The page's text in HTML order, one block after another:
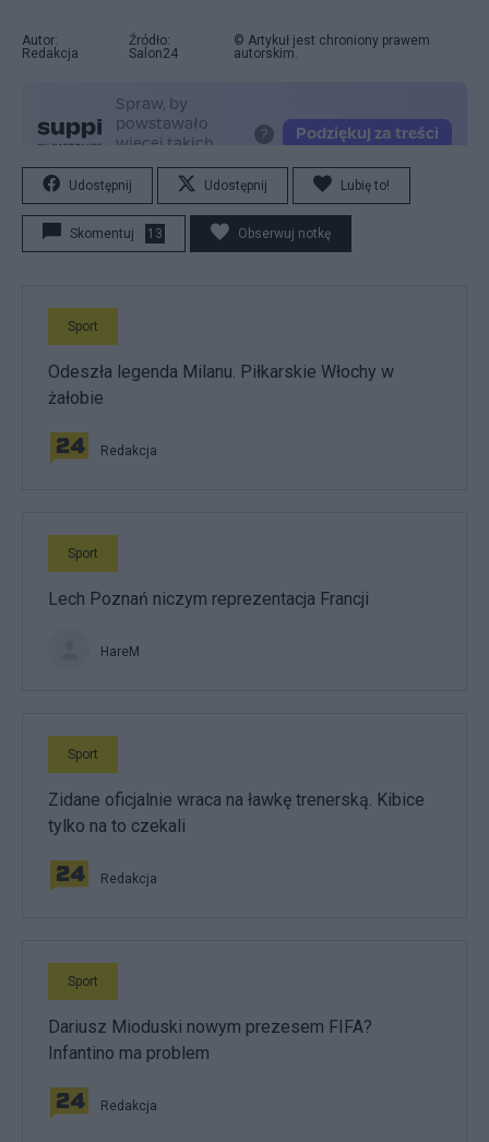
Autor:
Redakcja
Źródło:
Salon24
© Artykuł jest chroniony prawem
autorskim.
Udostępnij Udostępnij Lubię to!
Skomentuj 13 Obserwuj notkę
Sport
Odeszła legenda Milanu. Piłkarskie Włochy w
żałobie
Redakcja
Sport
Lech Poznań niczym reprezentacja Francji
HareM
Sport
Zidane oficjalnie wraca na ławkę trenerską. Kibice
tylko na to czekali
Redakcja
Sport
Dariusz Mioduski nowym prezesem FIFA?
Infantino ma problem
Redakcja